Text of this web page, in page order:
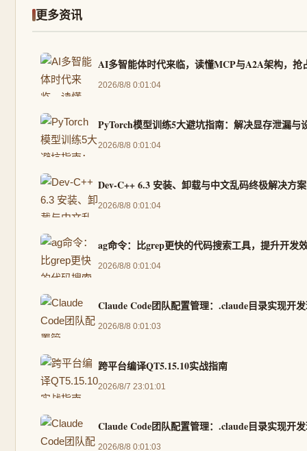
更多资讯
AI多智能体时代来临，读懂MCP与A2A架构，抢
2026/8/8 0:01:04
PyTorch模型训练5大避坑指南：解决显存泄漏与
2026/8/8 0:01:04
Dev-C++ 6.3 安装、卸载与中文乱码终极解决方案
2026/8/8 0:01:04
ag命令：比grep更快的代码搜索工具，提升开发
2026/8/8 0:01:04
Claude Code团队配置管理：.claude目录实现开
2026/8/8 0:01:03
跨平台编译QT5.15.10实战指南
2026/8/7 23:01:01
Claude Code团队配置管理：.claude目录实现开
2026/8/8 0:01:03